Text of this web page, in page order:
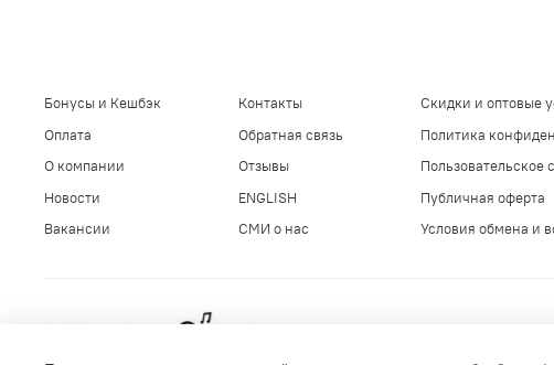
Бонусы и Кешбэк
Оплата
О компании
Новости
Вакансии
Контакты
Обратная связь
Отзывы
ENGLISH
СМИ о нас
Скидки и оптовые
Политика
Пользовательское
Публичная оферта
Условия обмена и